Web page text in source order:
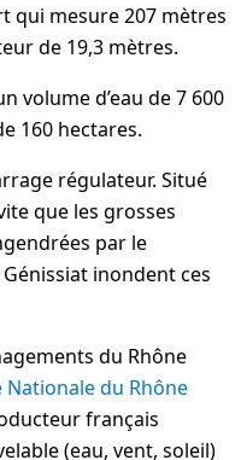
qui mesure 207 mètres
de 19,3 mètres.
volume d’eau de 7 600
160 hectares.
régulateur. Situé
que les grosses
par le
inondent ces
du Rhône
Nationale du Rhône
français
(eau, vent, soleil)